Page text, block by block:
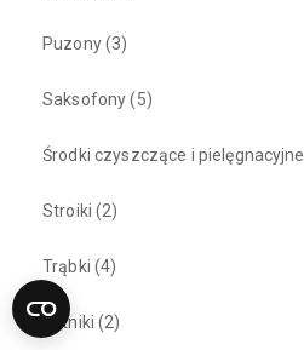
Puzony(3)
Saksofony(5)
Środki czyszczące i pielęgnacyjne
Stroiki (2)
Trąbki (4)
Ustniki (2)